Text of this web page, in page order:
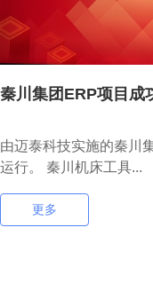
秦川集团ERP项目成
由迈泰科技实施的秦川
运行。 秦川机床工具...
更多